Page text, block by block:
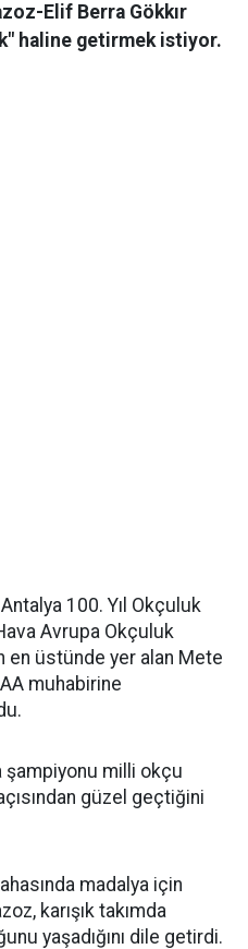
Elif Berra Gökkır
haline getirmek istiyor.
100. Yıl Okçuluk
Avrupa Okçuluk
en üstünde yer alan Mete
muhabirine
şampiyonu milli okçu
güzel geçtiğini
madalya için
karışık takımda
yaşadığını dile getirdi.